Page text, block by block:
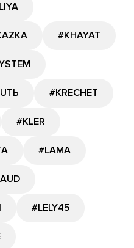
#KHAYAT
#KRECHET
#KLER
#LAMA
#LELY45